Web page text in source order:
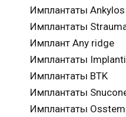
Имплантаты Ankylos
Имплантаты
Имплант Any ridge
Имплантаты
Имплантаты BTK
Имплантаты
Имплантаты Osstem